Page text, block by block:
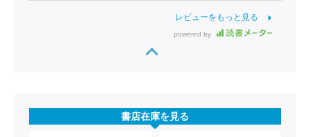
レビューをもっと見る
powered by
書店在庫を見る